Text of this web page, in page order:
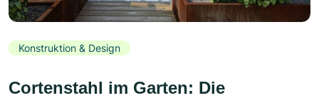
Konstruktion & Design
Cortenstahl im Garten: Die